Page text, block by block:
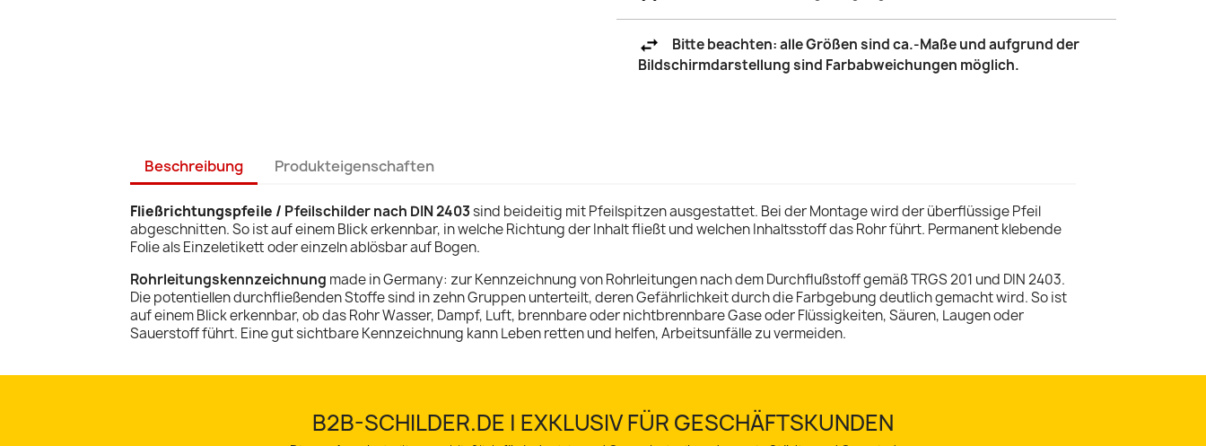
Bitte beachten: alle Größen sind ca.-Maße und aufgrund der
Bildschirmdarstellung sind Farbabweichungen möglich.
Beschreibung Produkteigenschaften
Fließrichtungspfeile / Pfeilschilder nach DIN 2403sind beideitig mit Pfeilspitzen ausgestattet. Bei der Montage wird der überflüssige Pfeil
abgeschnitten. So ist auf einem Blick erkennbar, in welche Richtung der Inhalt fließt und welchen Inhaltsstoff das Rohr führt. Permanent klebende
Folie als Einzeletikett oder einzeln ablösbar auf Bogen.
Rohrleitungskennzeichnung made in Germany: zur Kennzeichnung von Rohrleitungen nach dem Durchflußstoff gemäß TRGS 201 und DIN 2403.
Die potentiellen durchfließenden Stoffe sind in zehn Gruppen unterteilt, deren Gefährlichkeit durch die Farbgebung deutlich gemacht wird. So ist
auf einem Blick erkennbar, ob das Rohr Wasser, Dampf, Luft, brennbare oder nichtbrennbare Gase oder Flüssigkeiten, Säuren, Laugen oder
Sauerstoff führt. Eine gut sichtbare Kennzeichnung kann Leben retten und helfen, Arbeitsunfälle zu vermeiden.
B2B-SCHILDER.DE | EXKLUSIV FÜR GESCHÄFTSKUNDEN